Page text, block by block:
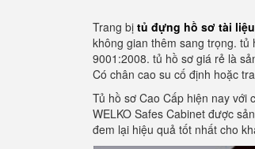
Trang bị tủ đựng hồ sơ tài liệu
không gian thêm sang trọng.
9001:2008. tủ hồ sơ giá rẻ là
Có chân cao su cố định hoặc
Tủ hồ sơ Cao Cấp hiện nay với
WELKO Safes Cabinet được
đem lại hiệu quả tốt nhất cho